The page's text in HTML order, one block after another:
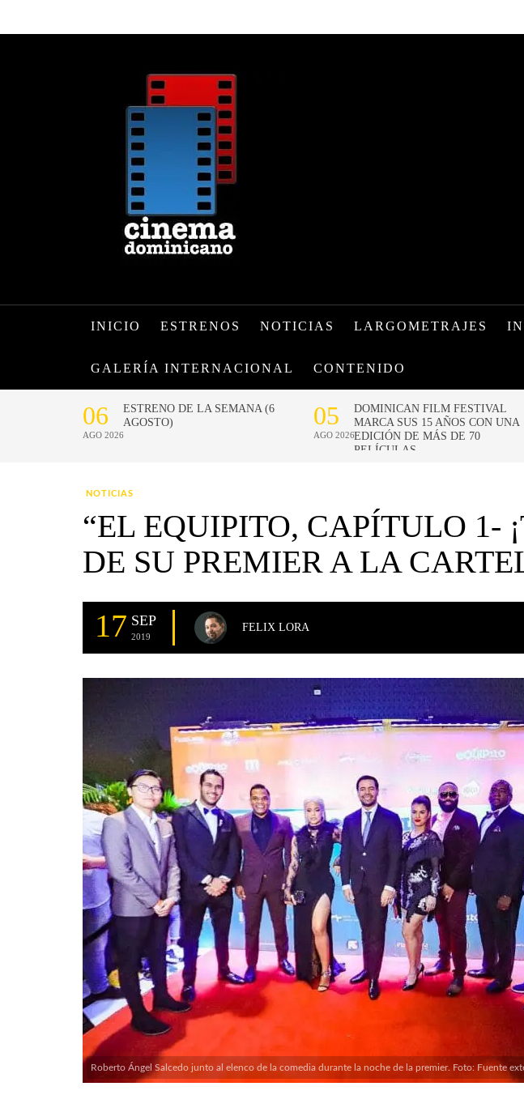
INICIO ESTRENOS NOTICIAS LARGOMETRAJES
GALERÍA INTERNACIONAL CONTENIDO
NOTICIAS
“EL EQUIPITO, CAPÍTULO 1-
DE SU PREMIER A LA
17 SEP
2019
FELIX LORA
Roberto Ángel Salcedo junto al elenco de la comedia durante la noche de la premier. Foto: Fuente